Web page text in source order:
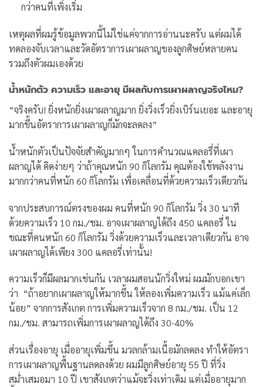
กว่าคนที่เพิ่งเริ่ม
เหตุผลที่ผมรู้ข้อมูลพวกนี้ไม่ใช่แค่จากการอ่านนะครับ แต่ผมได้
ทดลองจับเวลาและวัดอัตราการเผาผลาญของลูกศิษย์หลายคน
รวมถึงตัวผมเองด้วย
น้ำหนักตัว ความเร็ว และอายุ มีผลกับการเผาผลาญจริงไหม?
“จริงครับ! ยิ่งหนักยิ่งเผาผลาญมาก ยิ่งวิ่งเร็วยิ่งเบิร์นเยอะ และอายุ
มากขึ้นอัตราการเผาผลาญก็มักจะลดลง”
น้ำหนักตัวเป็นปัจจัยสำคัญมากๆ ในการคำนวณแคลอรี่ที่เผา
ผลาญได้ คิดง่ายๆ ว่าถ้าคุณหนัก 90 กิโลกรัม คุณต้องใช้พลังงาน
มากกว่าคนที่หนัก 60 กิโลกรัม เพื่อเคลื่อนที่ด้วยความเร็วเดียวกัน
จากประสบการณ์ตรงของผม คนที่หนัก 90 กิโลกรัม วิ่ง 30 นาที
ด้วยความเร็ว 10 กม./ชม. อาจเผาผลาญได้ถึง 450 แคลอรี่ ใน
ขณะที่คนหนัก 60 กิโลกรัม วิ่งด้วยความเร็วและเวลาเดียวกัน อาจ
เผาผลาญได้เพียง 300 แคลอรี่เท่านั้น!
ความเร็วก็มีผลมากเช่นกัน เวลาผมสอนนักวิ่งใหม่ ผมมักบอกเขา
ว่า “ถ้าอยากเผาผลาญให้มากขึ้น ให้ลองเพิ่มความเร็ว แม้แค่เล็ก
น้อย” จากการสังเกต การเพิ่มความเร็วจาก 8 กม./ชม. เป็น 12
กม./ชม. สามารถเพิ่มการเผาผลาญได้ถึง 30-40%
ส่วนเรื่องอายุ เมื่ออายุเพิ่มขึ้น มวลกล้ามเนื้อมักลดลง ทำให้อัตรา
การเผาผลาญพื้นฐานลดลงด้วย ผมมีลูกศิษย์อายุ 55 ปี ที่วิ่ง
สม่ำเสมอมา 10 ปี เขาสังเกตว่าแม้จะวิ่งเท่าเดิม แต่เมื่ออายุมาก